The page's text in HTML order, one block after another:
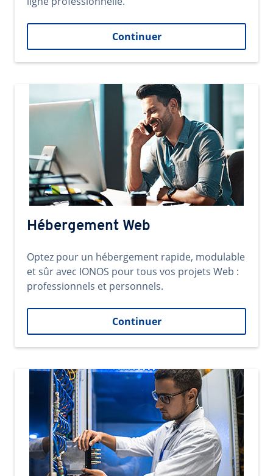
Continuer
Hébergement Web
Optez pour un hébergement rapide, modulable
et sûr avec IONOS pour tous vos projets Web :
professionnels et personnels.
Continuer